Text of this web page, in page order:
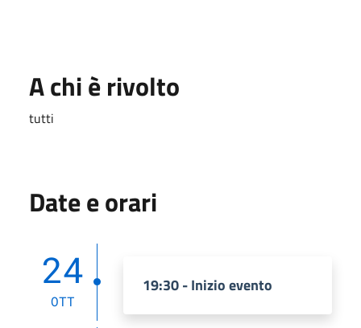
A chi è rivolto
tutti
Date e orari
24
OTT
19:30 - Inizio evento